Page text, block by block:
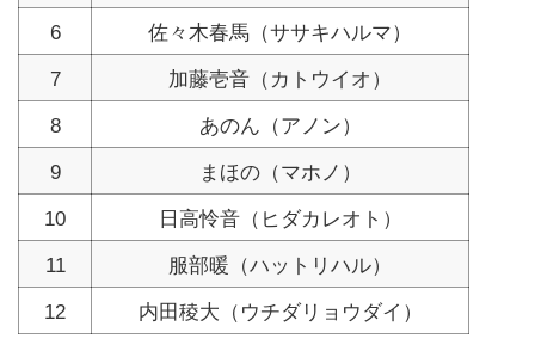
6
佐々木春馬（ササキハルマ）
7
加藤壱音（カトウイオ）
8
あのん（アノン）
9
まほの（マホノ）
10
日高怜音（ヒダカレオト）
11
服部暖（ハットリハル）
12
内田稜大（ウチダリョウダイ）